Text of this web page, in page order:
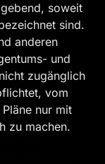
soweit
sind.
anderen
und
zugänglich
vom
nur mit
zu machen.